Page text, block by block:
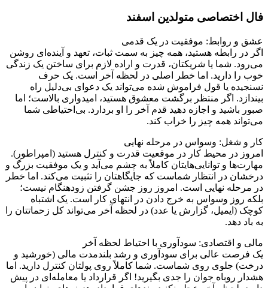
فال اختصاصی متولدین اسفند
عشق و روابط: موفقیت در یک قدمی
اگر در رابطه هستید، همه چیز به سمت ثبات، تعهد و آینده‌ای روشن
می‌رود. شما یا شریکتان، قدرت و اراده لازم برای ساختن یک زندگی
خوب را دارید. اما خطر اصلی در لحظه آخر است. یک حرف
نسنجیده یا قول فراموش شده می‌تواند یک دعوای بی‌دلیل راه
بیندازد. اگر منتظر برگشت معشوق هستید، امیدواری بالاست؛ اما
صبور باشید و اجازه دهید قدم آخر را او بردارد. بی‌احتیاطی شما
می‌تواند همه چیز را خراب کند.
کار و شغل: وسواس در مرحله نهایی
امروز در محیط کار در موقعیت قدرت و کنترل هستید (امپراطور).
مهارت‌ها و توانایی‌هایتان کاملاً به چشم می‌آید و یک موفقیت بزرگ و
درخشان در انتظار شماست که جایگاهتان را تثبیت می‌کند. اما خطر
در مرحله نهایی است. امروز روز جشن گرفتن زودهنگام نیست؛
بلکه روز وسواس به خرج دادن در انتهای کار است. یک اشتباه
کوچک (ایمیل، گزارش یا عدد) در لحظه آخر می‌تواند کل زحماتتان را
به باد دهد.
مالی و اقتصادی: سودآوری با احتیاط لحظه آخر
یک فرصت عالی برای سودآوری و رشد بلندمدت مالی (خورشید و
درخت) جلوی روی شماست. شما کاملاً روی پولتان کنترل دارید. اما
هشدار روباه جوان را جدی بگیرید! اگر قرارداد یا معامله‌ای در پیش